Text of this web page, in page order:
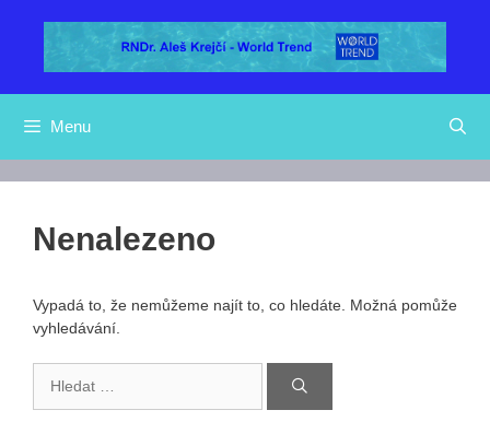
Menu
Nenalezeno
Vypadá to, že nemůžeme najít to, co hledáte. Možná pomůže
vyhledávání.